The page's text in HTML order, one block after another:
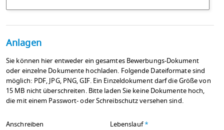
Anlagen
Sie können hier entweder ein gesamtes Bewerbungs-Dokument
oder einzelne Dokumente hochladen. Folgende Dateiformate sind
möglich: PDF, JPG, PNG, GIF. Ein Einzeldokument darf die Größe von
15 MB nicht überschreiten. Bitte laden Sie keine Dokumente hoch,
die mit einem Passwort- oder Schreibschutz versehen sind.
Anschreiben Lebenslauf*